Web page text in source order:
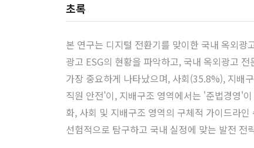
초록
본 연구는 디지털 전환기를 맞이한 국내 옥외
광고 ESG의 현황을 파악하고, 국내 옥외광고
가장 중요하게 나타났으며, 사회(35.8%), 지배
직원 안전'이, 지배구조 영역에서는 '준법경영'
화, 사회 및 지배구조 영역의 구체적 가이드라
선험적으로 탐구하고 국내 실정에 맞는 발전